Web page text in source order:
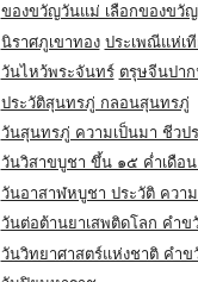
ของขวัญวันแม่ เลือกของขวัญ
นิราศภูเขาทอง ประเพณีแห่เ
วันไหว้พระจันทร์ ตรุษจีนปา
ประวัติสุนทรภู่ กลอนสุนทรภู่
วันสุนทรภู่ ความเป็นมา ชีวป
วันวิสาขบูชา ขึ้น ๑๕ ค่ำเดือ
วันอาสาฬหบูชา ประวัติ ควา
วันต่อต้านยาเสพติดโลก คำข
วันวิทยาศาสตร์แห่งชาติ คำข